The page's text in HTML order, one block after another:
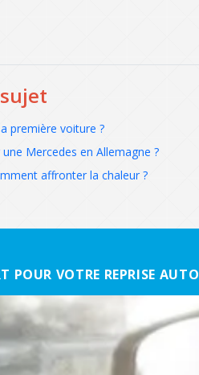
première voiture ?
Mercedes en Allemagne ?
affronter la chaleur ?
POUR VOTRE REPRISE AUTO